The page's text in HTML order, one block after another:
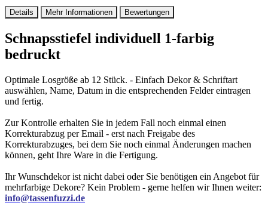
Details Mehr Informationen Bewertungen
Schnapsstiefel individuell 1-farbig
bedruckt
Optimale Losgröße ab 12 Stück. - Einfach Dekor & Schriftart
auswählen, Name, Datum in die entsprechenden Felder eintragen
und fertig.
Zur Kontrolle erhalten Sie in jedem Fall noch einmal einen
Korrekturabzug per Email - erst nach Freigabe des
Korrekturabzuges, bei dem Sie noch einmal Änderungen machen
können, geht Ihre Ware in die Fertigung.
Ihr Wunschdekor ist nicht dabei oder Sie benötigen ein Angebot für
mehrfarbige Dekore? Kein Problem - gerne helfen wir Ihnen weiter:
info@tassenfuzzi.de